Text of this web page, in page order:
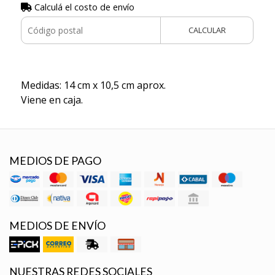
Calculá el costo de envío
CALCULAR
Medidas: 14 cm x 10,5 cm aprox.
Viene en caja.
MEDIOS DE PAGO
MEDIOS DE ENVÍO
NUESTRAS REDES SOCIALES